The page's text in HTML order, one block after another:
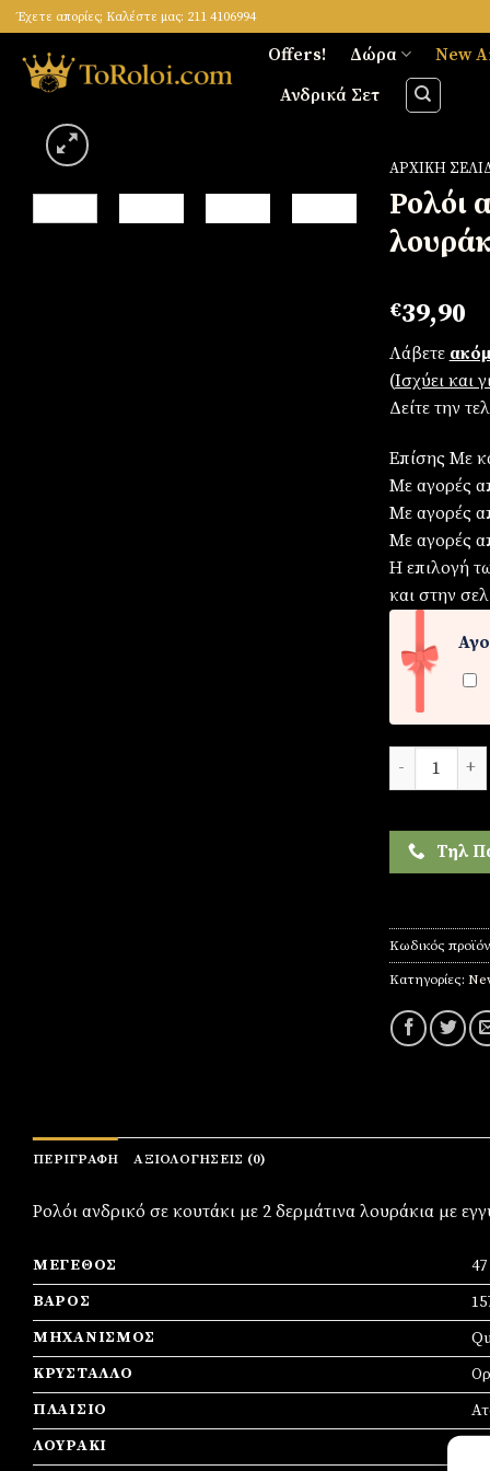
Skip
to
content
Έχετε απορίες; Καλέστε μας: 211 4106994
Offers! Δώρα New
Ανδρικά Σετ
ΑΡΧΙΚΉ
Ρολόι
€39,90
Λάβετε
(Iσχύει και
Δείτε την
Επίσης Με
Με αγορές
Με αγορές
Με αγορές
Η επιλογή
και στην
Τηλ
Κωδικός
Κατηγορίες:
ΠΕΡΙΓΡΑΦΉ ΑΞΙΟΛΟΓΉΣΕΙΣ (0)
Ρολόι ανδρικό σε κουτάκι με 2 δερμάτινα λουράκια με
ΜΈΓΕΘΟΣ
ΒΆΡΟΣ
ΜΗΧΑΝΙΣΜΌΣ
ΚΡΎΣΤΑΛΛΟ
ΠΛΑΊΣΙΟ
ΛΟΥΡΆΚΙ